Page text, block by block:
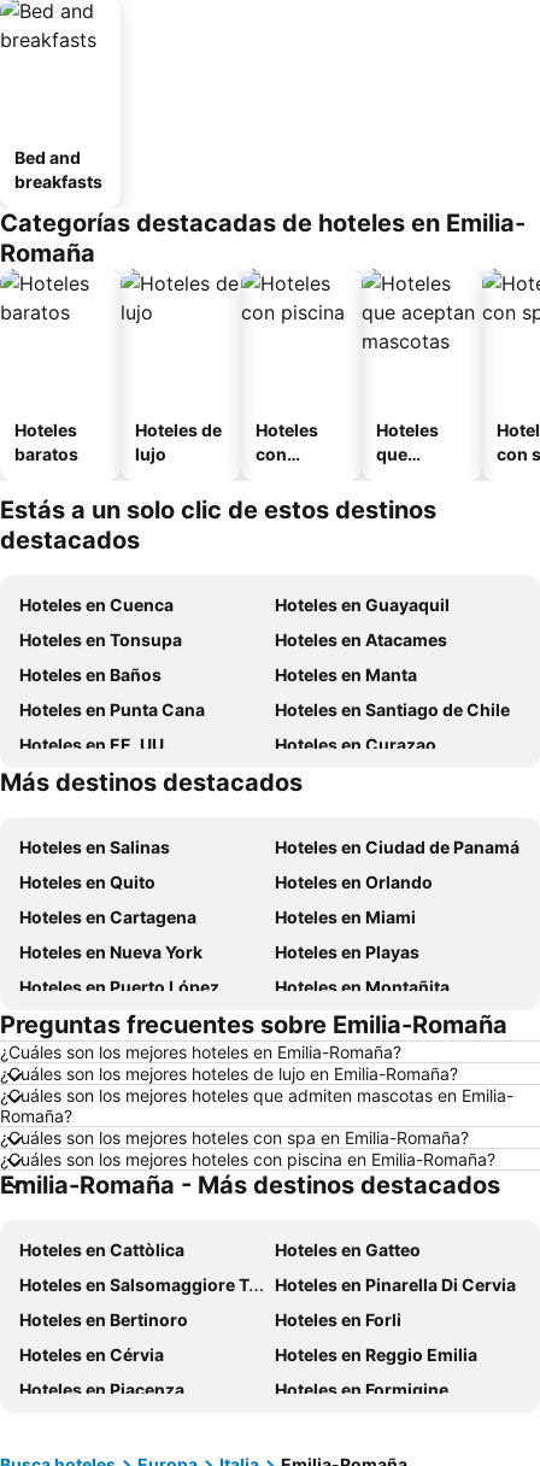
Bed and
breakfasts
Categorías destacadas de hoteles en Emilia-
Romaña
Hoteles
baratos
Hoteles de
lujo
Hoteles
con
Hoteles
que
mascotas
con
Estás a un solo clic de estos destinos
destacados
Hoteles en Cuenca
Hoteles en Guayaquil
Hoteles en Tonsupa
Hoteles en Atacames
Hoteles en Baños
Hoteles en Manta
Hoteles en Punta Cana
Hoteles en Santiago de Chile
Hoteles en EE. UU.
Hoteles en Curazao
Hoteles en Santa Cruz
Hoteles en Colombia
Más destinos destacados
Hoteles en Salinas
Hoteles en Ciudad de Panamá
Hoteles en Quito
Hoteles en Orlando
Hoteles en Cartagena
Hoteles en Miami
Hoteles en Nueva York
Hoteles en Playas
Hoteles en Puerto López
Hoteles en Montañita
Hoteles en Zorritos
Hoteles en Madrid
Hoteles en Roma
Hoteles en Bogotá
Hoteles en Riobamba
Hoteles en París
Hoteles en Ambato
Hoteles en Ibarra
Hoteles en Loja
Hoteles en Lima
Hoteles en Chicago
Hoteles en Ecuador
Hoteles en Argentina
Hoteles en Guatemala
Preguntas frecuentes sobre Emilia-Romaña
¿Cuáles son los mejores hoteles en Emilia-Romaña?
¿Cuáles son los mejores hoteles de lujo en Emilia-Romaña?
¿Cuáles son los mejores hoteles que admiten mascotas en Emilia-
Romaña?
¿Cuáles son los mejores hoteles con spa en Emilia-Romaña?
¿Cuáles son los mejores hoteles con piscina en Emilia-Romaña?
Emilia-Romaña - Más destinos destacados
Hoteles en Cattòlica
Hoteles en Gatteo
Hoteles en Salsomaggiore Terme
Hoteles en Pinarella Di Cervia
Hoteles en Bertinoro
Hoteles en Forli
Hoteles en Cérvia
Hoteles en Reggio Emilia
Hoteles en Piacenza
Hoteles en Formigine
Hoteles en Sestola
Hoteles en San Mauro Pascoli